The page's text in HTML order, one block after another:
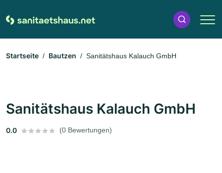
Startseite Bautzen Sanitätshaus Kalauch GmbH
Sanitätshaus Kalauch GmbH
0.0 (0 Bewertungen)